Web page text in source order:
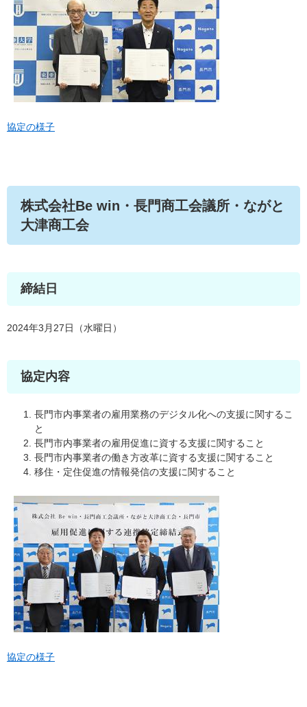
協定の様子
株式会社Be win・長門商工会議所・ながと
大津商工会
締結日
2024年3月27日（水曜日）
協定内容
長門市内事業者の雇用業務のデジタル化への支援に関するこ
と
長門市内事業者の雇用促進に資する支援に関すること
長門市内事業者の働き方改革に資する支援に関すること
移住・定住促進の情報発信の支援に関すること
協定の様子